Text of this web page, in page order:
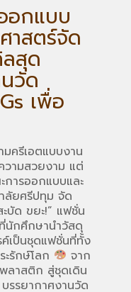
อกแบบ
าสตร์จัด
ลสุด
วัด
เพื่อ
ครีเอตแบบงาน
วามสวยงาม แต่
ารออกแบบและ
ลัยศรีปทุม จัด
บัด ขยะ!” แฟชั่น
นักศึกษานำวัสดุ
ค์เป็นชุดแฟชั่นที่ทั้ง
ะรักษ์โลก
จาก
ลาสติก สู่ชุดเดิน
บรรยากาศงานวัด